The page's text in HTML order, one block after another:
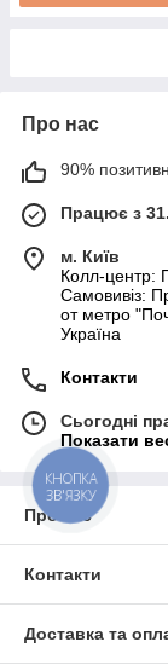
Про нас
90%
Працює з
м. Київ
Колл-центр:
Самовивіз:
от метро
Україна
Контакти
Сьогодні
Показати
Про нас
Контакти
Доставка та
КНОПКА
ЗВ'ЯЗКУ